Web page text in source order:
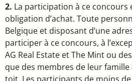
2. La participation à ce concours
obligation d’achat. Toute
Belgique et disposant d’une
participer à ce concours, à
AG Real Estate et The Mint ou
que des membres de leur
toit. Les participants de moins